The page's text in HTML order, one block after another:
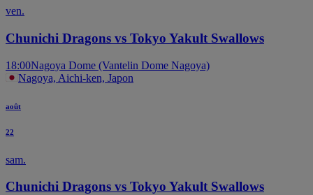
ven.
Chunichi Dragons vs Tokyo Yakult Swallows
18:00Nagoya Dome (Vantelin Dome Nagoya)
Nagoya, Aichi-ken, Japon
août
22
sam.
Chunichi Dragons vs Tokyo Yakult Swallows